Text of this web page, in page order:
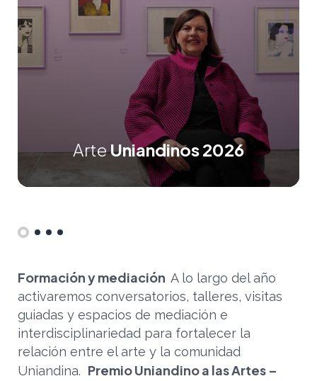
ArteUniandinos 2026
ArteUniandinos 2026
ArteUniandinos 2026
ArteUniandinos 2026
ArteUniandinos 2026
ArteUniandinos 2026
ArteUniandinos 2026
ArteUniandinos 2026
ArteUniandinos 2026
ArteUniandinos 2026
ArteUniandinos 2026
ArteUniandinos 2026
Formación y mediación A lo largo del año
activaremos conversatorios, talleres, visitas
guiadas y espacios de mediación e
interdisciplinariedad para fortalecer la
relación entre el arte y la comunidad
Uniandina. Premio Uniandino a las Artes –